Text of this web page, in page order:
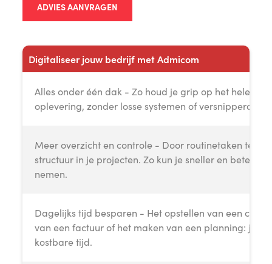
ADVIES AANVRAGEN
Digitaliseer jouw bedrijf met Admicom
Alles onder één dak - Zo houd je grip op het hele
oplevering, zonder losse systemen of versnipperde
Meer overzicht en controle - Door routinetaken te
structuur in je projecten. Zo kun je sneller en beter
nemen.
Dagelijks tijd besparen - Het opstellen van een
van een factuur of het maken van een planning: je
kostbare tijd.